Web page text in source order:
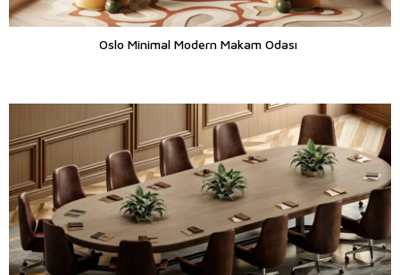
Oslo Minimal Modern Makam Odası